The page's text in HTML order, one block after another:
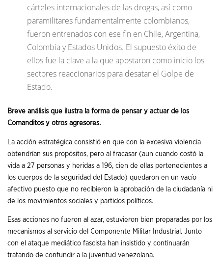
cárteles internacionales de las drogas, así como
paramilitares fundamentalmente colombianos,
fueron entrenados con ese fin en Chile, Argentina,
Colombia y Estados Unidos. El supuesto éxito de
ellos fue la clave a la que apostaron como inicio los
sectores reaccionarios para desatar el Golpe de
Estado.
Breve análisis que ilustra la forma de pensar y actuar de los
Comanditos y otros agresores.
La acción estratégica consistió en que con la excesiva violencia
obtendrían sus propósitos, pero al fracasar (aun cuando costó la
vida a 27 personas y heridas a 196, cien de ellas pertenecientes a
los cuerpos de la seguridad del Estado) quedaron en un vacío
afectivo puesto que no recibieron la aprobación de la ciudadanía ni
de los movimientos sociales y partidos políticos.
Esas acciones no fueron al azar, estuvieron bien preparadas por los
mecanismos al servicio del Componente Militar Industrial. Junto
con el ataque mediático fascista han insistido y continuarán
tratando de confundir a la juventud venezolana.